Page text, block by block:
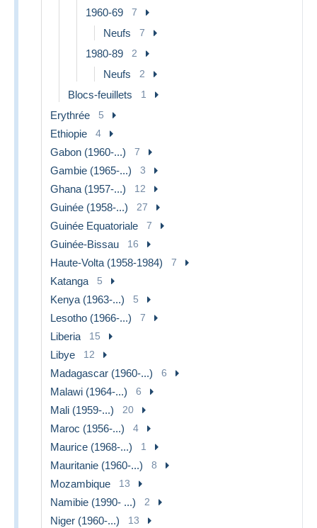
1960-69 7
Neufs 7
1980-89 2
Neufs 2
Blocs-feuillets 1
Erythrée 5
Ethiopie 4
Gabon (1960-...) 7
Gambie (1965-...) 3
Ghana (1957-...) 12
Guinée (1958-...) 27
Guinée Equatoriale 7
Guinée-Bissau 16
Haute-Volta (1958-1984) 7
Katanga 5
Kenya (1963-...) 5
Lesotho (1966-...) 7
Liberia 15
Libye 12
Madagascar (1960-...) 6
Malawi (1964-...) 6
Mali (1959-...) 20
Maroc (1956-...) 4
Maurice (1968-...) 1
Mauritanie (1960-...) 8
Mozambique 13
Namibie (1990- ...) 2
Niger (1960-...) 13